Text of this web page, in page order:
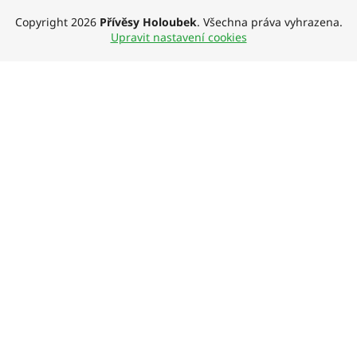
Copyright 2026 Přívěsy Holoubek. Všechna práva vyhrazena.
Upravit nastavení cookies